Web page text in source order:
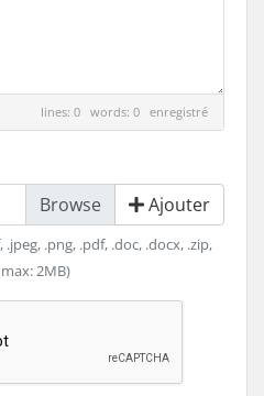
lines: 0 words: 0 enregistré
Ajouter
.png, .pdf, .doc, .docx, .zip,
2MB)